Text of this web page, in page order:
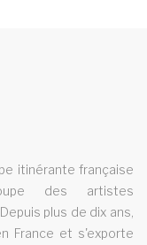
ville de sete
departement 71
itinérante française
des artistes
plus de dix ans,
France et s'exporte